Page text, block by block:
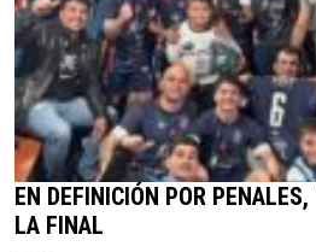
EN DEFINICIÓN POR
LA FINAL